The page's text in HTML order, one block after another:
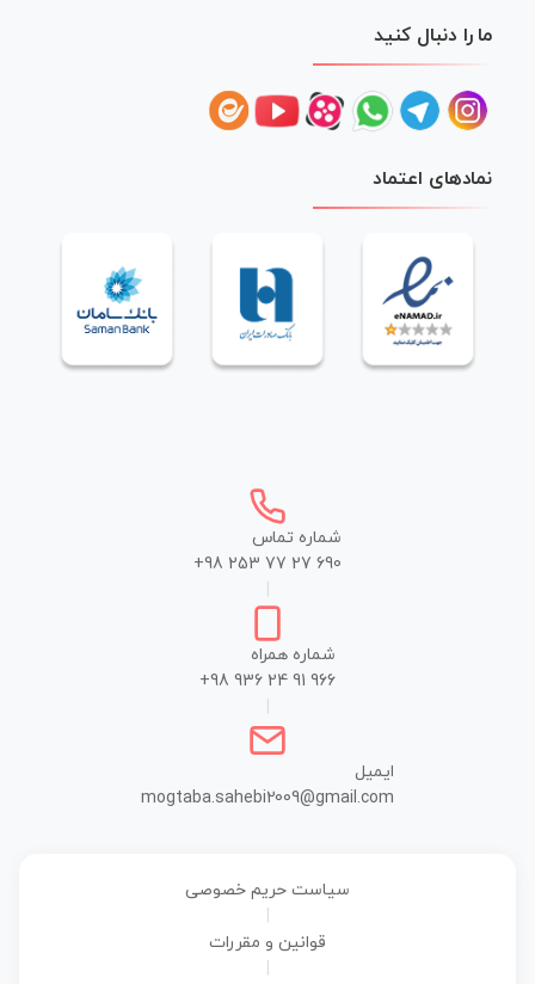
ما را دنبال کنید
نمادهای اعتماد
شماره تماس
+98 253 77 27 690
شماره همراه
+98 936 24 91 966
ایمیل
mogtaba.sahebi2009@gmail.com
سیاست حریم خصوصی
قوانین و مقررات